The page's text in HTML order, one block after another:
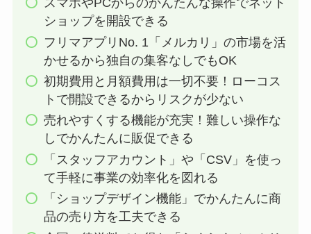
スマホやPCからのかんたんな操作でネット
ショップを開設できる
フリマアプリNo. 1「メルカリ」の市場を活
かせるから独自の集客なしでもOK
初期費用と月額費用は一切不要！ローコス
トで開設できるからリスクが少ない
売れやすくする機能が充実！難しい操作な
しでかんたんに販促できる
「スタッフアカウント」や「CSV」を使っ
て手軽に事業の効率化を図れる
「ショップデザイン機能」でかんたんに商
品の売り方を工夫できる